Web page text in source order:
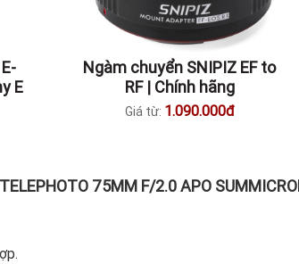
E
Ngàm chuyển SNIPIZ EF to
RF | Chính hãng
Giá từ: 1.090.000đ
75MM F/2.0 APO